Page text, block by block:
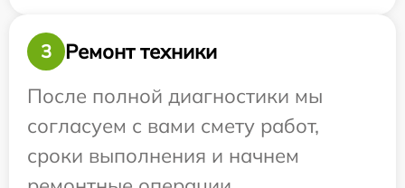
3
Ремонт техники
После полной диагностики мы
согласуем с вами смету работ,
сроки выполнения и начнем